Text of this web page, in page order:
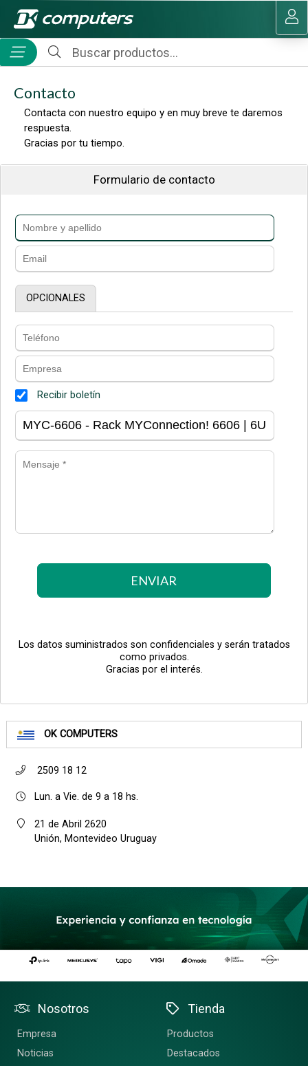
MI COMPRA
Contacto
Contacta con nuestro equipo y en muy breve te daremos
respuesta.
Gracias por tu tiempo.
OK COMPUTERS
2509 18 12
Lun. a Vie. de 9 a 18 hs.
21 de Abril 2620
Unión, Montevideo Uruguay
Formulario de contacto
OPCIONALES
Recibir boletín
ENVIAR
Los datos suministrados son confidenciales y serán tratados
como privados.
Gracias por el interés.
Nosotros
Empresa
Noticias
Tienda
Productos
Destacados